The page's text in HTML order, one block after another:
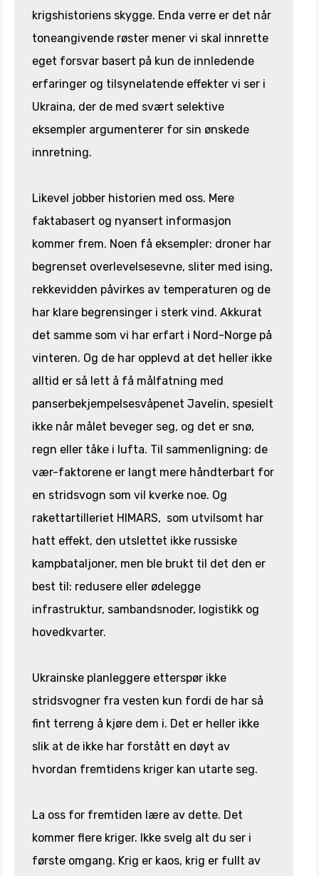
krigshistoriens skygge. Enda verre er det når
toneangivende røster mener vi skal innrette
eget forsvar basert på kun de innledende
erfaringer og tilsynelatende effekter vi ser i
Ukraina, der de med svært selektive
eksempler argumenterer for sin ønskede
innretning.
Likevel jobber historien med oss. Mere
faktabasert og nyansert informasjon
kommer frem. Noen få eksempler: droner har
begrenset overlevelsesevne, sliter med ising,
rekkevidden påvirkes av temperaturen og de
har klare begrensinger i sterk vind. Akkurat
det samme som vi har erfart i Nord-Norge på
vinteren. Og de har opplevd at det heller ikke
alltid er så lett å få målfatning med
panserbekjempelsesvåpenet Javelin, spesielt
ikke når målet beveger seg, og det er snø,
regn eller tåke i lufta. Til sammenligning: de
vær-faktorene er langt mere håndterbart for
en stridsvogn som vil kverke noe. Og
rakettartilleriet HIMARS, som utvilsomt har
hatt effekt, den utslettet ikke russiske
kampbataljoner, men ble brukt til det den er
best til: redusere eller ødelegge
infrastruktur, sambandsnoder, logistikk og
hovedkvarter.
Ukrainske planleggere etterspør ikke
stridsvogner fra vesten kun fordi de har så
fint terreng å kjøre dem i. Det er heller ikke
slik at de ikke har forstått en døyt av
hvordan fremtidens kriger kan utarte seg.
La oss for fremtiden lære av dette. Det
kommer flere kriger. Ikke svelg alt du ser i
første omgang. Krig er kaos, krig er fullt av